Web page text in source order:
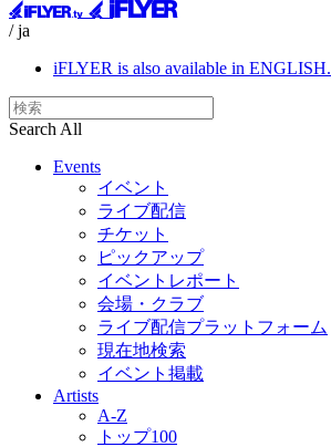
/ ja
iFLYER is also available in ENGLISH.
Search All
Events
イベント
ライブ配信
チケット
ピックアップ
イベントレポート
会場・クラブ
ライブ配信プラットフォーム
現在地検索
イベント掲載
Artists
A-Z
トップ100